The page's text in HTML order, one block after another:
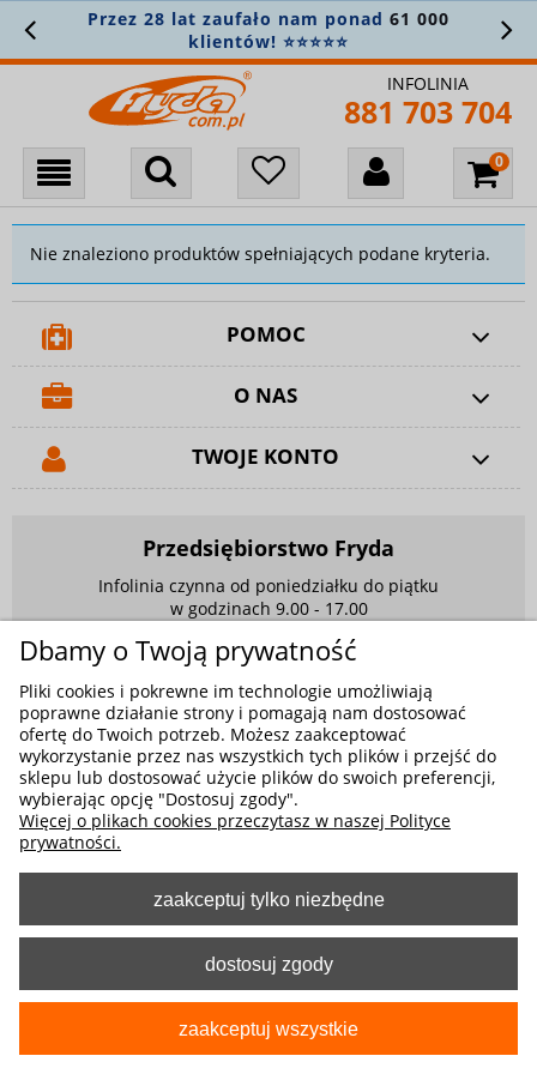
Przez 28 lat zaufało nam ponad 61 000
klientów! ⭐⭐⭐⭐⭐
INFOLINIA
881 703 704
Nie znaleziono produktów spełniających podane kryteria.
POMOC
O NAS
TWOJE KONTO
Przedsiębiorstwo Fryda
Infolinia czynna od poniedziałku do piątku
w godzinach 9.00 - 17.00
881 703 704
E-mail:sklep@fryda.com.pl
Sklepy stacjonarne:
ul. Składowa 26, 34-400 Nowy Targ
ul. Żywiecka 91, 43-300 Bielsko-Biała
MOŻLIWE FORMY PŁATNOŚCI
pokaż pełną wersję strony
Dbamy o Twoją prywatność
Pliki cookies i pokrewne im technologie umożliwiają
poprawne działanie strony i pomagają nam dostosować
ofertę do Twoich potrzeb. Możesz zaakceptować
wykorzystanie przez nas wszystkich tych plików i przejść do
sklepu lub dostosować użycie plików do swoich preferencji,
wybierając opcję "Dostosuj zgody".
Więcej o plikach cookies przeczytasz w naszej Polityce
prywatności.
zaakceptuj tylko niezbędne
dostosuj zgody
zaakceptuj wszystkie